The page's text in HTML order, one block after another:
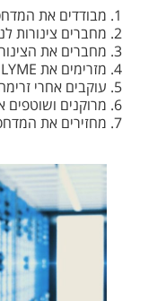
מבודדים את
מחברים צינורות
מחברים את
מזרימים את RYDLYME דרך המדחס במשך 2-4 שעות, תלוי בחומרת האבנית.
עוקבים אחרי
מרוקנים
מחזירים את